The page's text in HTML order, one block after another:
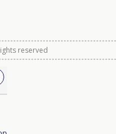
reserved